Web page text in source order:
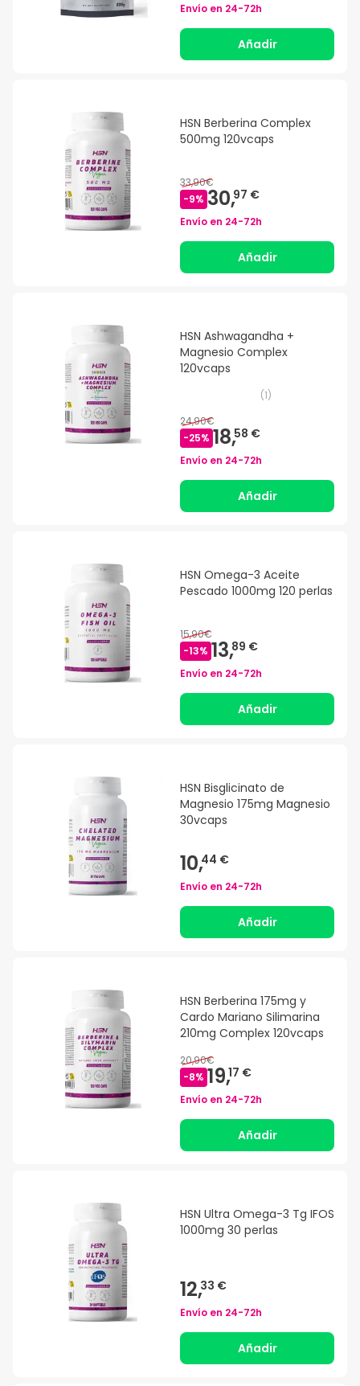
Envío en 24-72h
Añadir
HSN Berberina Complex
500mg 120vcaps
33,90€
-9% 30,97 €
Envío en 24-72h
Añadir
HSN Ashwagandha +
Magnesio Complex
120vcaps
(1)
24,90€
-25% 18,58 €
Envío en 24-72h
Añadir
HSN Omega-3 Aceite
Pescado 1000mg 120 perlas
15,90€
-13% 13,89 €
Envío en 24-72h
Añadir
HSN Bisglicinato de
Magnesio 175mg Magnesio
30vcaps
10,44 €
Envío en 24-72h
Añadir
HSN Berberina 175mg y
Cardo Mariano Silimarina
210mg Complex 120vcaps
20,90€
-8% 19,17 €
Envío en 24-72h
Añadir
HSN Ultra Omega-3 Tg IFOS
1000mg 30 perlas
12,33 €
Envío en 24-72h
Añadir